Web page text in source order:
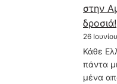
στην
δροσιά!
26
Κάθε
πάντα
μένα